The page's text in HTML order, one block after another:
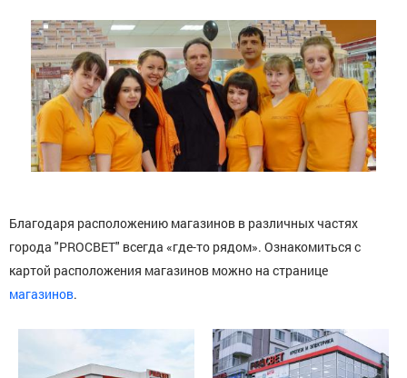
Благодаря расположению магазинов в различных частях
города "PROСВЕТ" всегда «где-то рядом». Ознакомиться с
картой расположения магазинов можно на странице
магазинов.